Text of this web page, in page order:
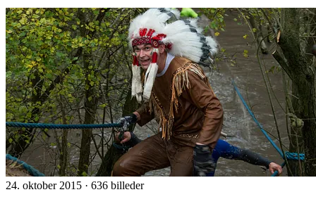
24. oktober 2015 · 636 billeder